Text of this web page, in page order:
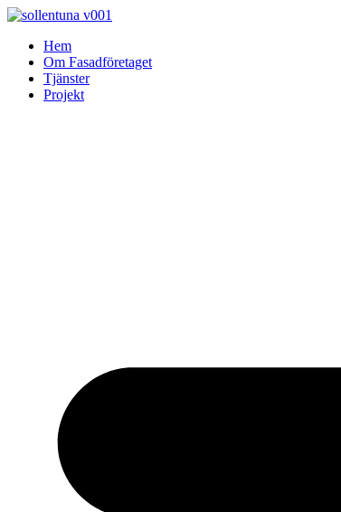
Skip
contentHem
Om Fasadföretaget
Tjänster
Projekt